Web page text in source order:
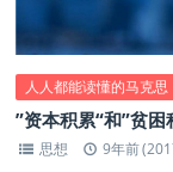
人人都能读懂的马克思
”资本积累“和”贫
思想 9年前